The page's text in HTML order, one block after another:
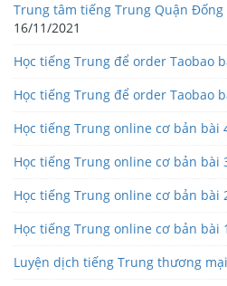
Trung tâm tiếng Trung Quận
16/11/2021
Học tiếng Trung để order Taobao
Học tiếng Trung để order Taobao
Học tiếng Trung online cơ bản bài
Học tiếng Trung online cơ bản bài
Học tiếng Trung online cơ bản bài
Học tiếng Trung online cơ bản bài 1
Luyện dịch tiếng Trung thương